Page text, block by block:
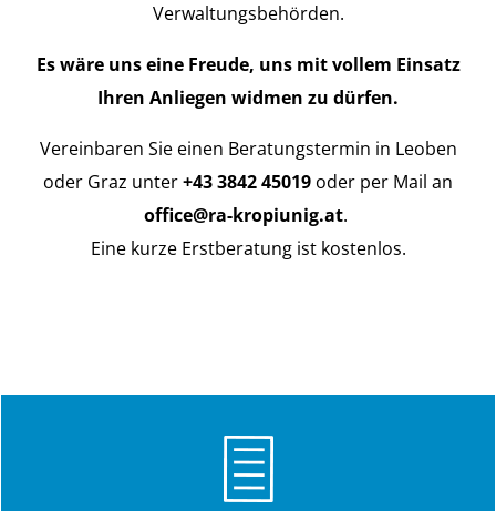
Verwaltungsbehörden.
Es wäre uns eine Freude, uns mit vollem Einsatz
Ihren Anliegen widmen zu dürfen.
Vereinbaren Sie einen Beratungstermin in Leoben
oder Graz unter+43 3842 45019 oder per Mail an
office@ra-kropiunig.at.
Eine kurze Erstberatung ist kostenlos.